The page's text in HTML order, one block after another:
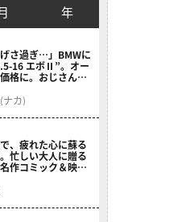
年
げさ過ぎ…」BMWに
16 エボⅡ”。オー
格に。おじさん達
ナカ)
、疲れた心に蘇る
忙しい大人に贈る
作コミック＆映画